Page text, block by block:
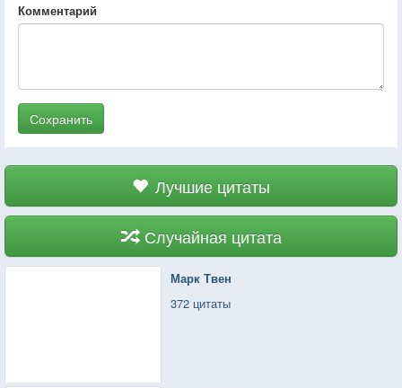
Комментарий
Сохранить
Лучшие цитаты
Случайная цитата
Марк Твен
372 цитаты